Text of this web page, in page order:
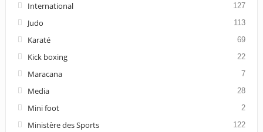
International 127
Judo 113
Karaté 69
Kick boxing 22
Maracana 7
Media 28
Mini foot 2
Ministère des Sports 122